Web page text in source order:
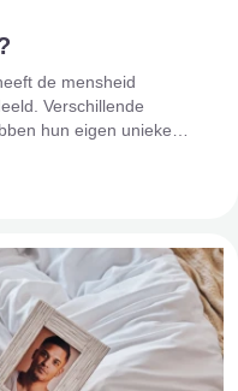
de mensheid
Verschillende
hun eigen unieke